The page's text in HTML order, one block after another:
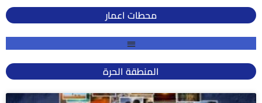
محطات اعمار
المنطقة الحرة